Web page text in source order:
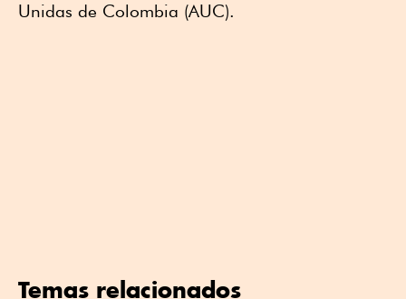
Unidas de Colombia (AUC).
Temas relacionados